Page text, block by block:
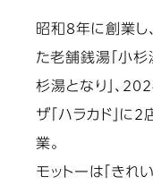
昭和8年に創業し
た老舗銭湯「小
杉湯となり」、
ザ「ハラカド」に
業。
モットーは「きれ